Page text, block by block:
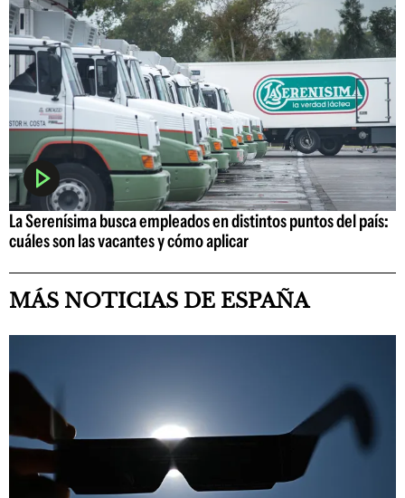
La Serenísima busca empleados en distintos puntos del país:
cuáles son las vacantes y cómo aplicar
MÁS NOTICIAS DE ESPAÑA